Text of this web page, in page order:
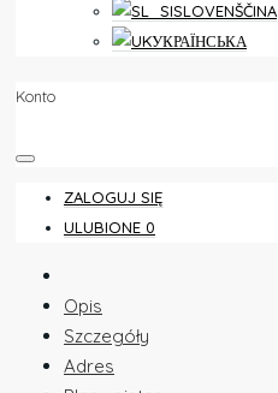
SLOVENŠČINA
УКРАЇНСЬКА
Konto
ZALOGUJ SIĘ
ULUBIONE 0
Opis
Szczegóły
Adres